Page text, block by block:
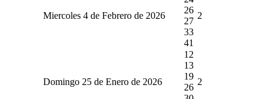
Miercoles 4 de Febrero de 2026
26
27
33
41
2
Domingo 25 de Enero de 2026
12
13
19
26
2